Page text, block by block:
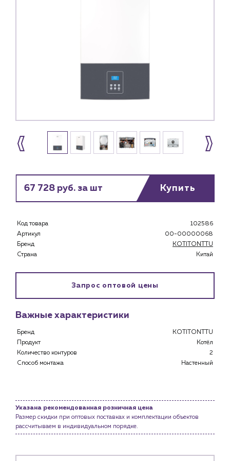
Каталог
Застройщикам
67 728 руб. за шт Купить
Код товара
102586
Артикул
00-00000068
Бренд
KOTITONTTU
Страна
Китай
Запрос оптовой цены
Важные характеристики
Бренд
KOTITONTTU
Продукт
Котёл
Количество контуров
2
Способ монтажа
Настенный
Указана рекомендованная розничная цена
Размер скидки при оптовых поставках и комплектации объектов
рассчитываем в индивидуальном порядке.